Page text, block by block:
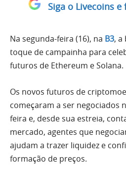
Siga o Livecoins
Na segunda-feira (16), na B3, a
toque de campainha para
futuros de Ethereum e Solana.
Os novos futuros de
começaram a ser negociados
feira e, desde sua estreia,
mercado, agentes que
ajudam a trazer liquidez e
formação de preços.